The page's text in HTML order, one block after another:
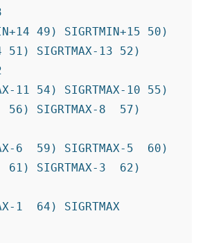
49) SIGRTMIN+15 50)
51) SIGRTMAX-13 52)
11 54) SIGRTMAX-10 55)
56) SIGRTMAX-8  57)
6  59) SIGRTMAX-5  60)
61) SIGRTMAX-3  62)
1  64) SIGRTMAX